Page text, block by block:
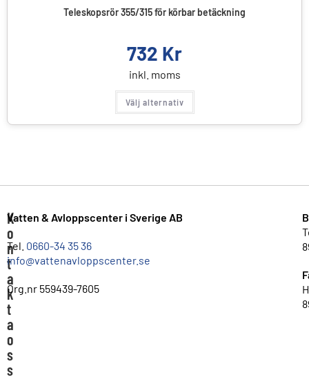
Teleskopsrör 355/315 för körbar betäckning
732 Kr
inkl. moms
Välj alternativ
K
o
n
t
a
k
t
a
o
s
s
Vatten & Avloppscenter i Sverige AB
Tel. 0660-34 35 36
info@vattenavloppscenter.se
Org.nr 559439-7605